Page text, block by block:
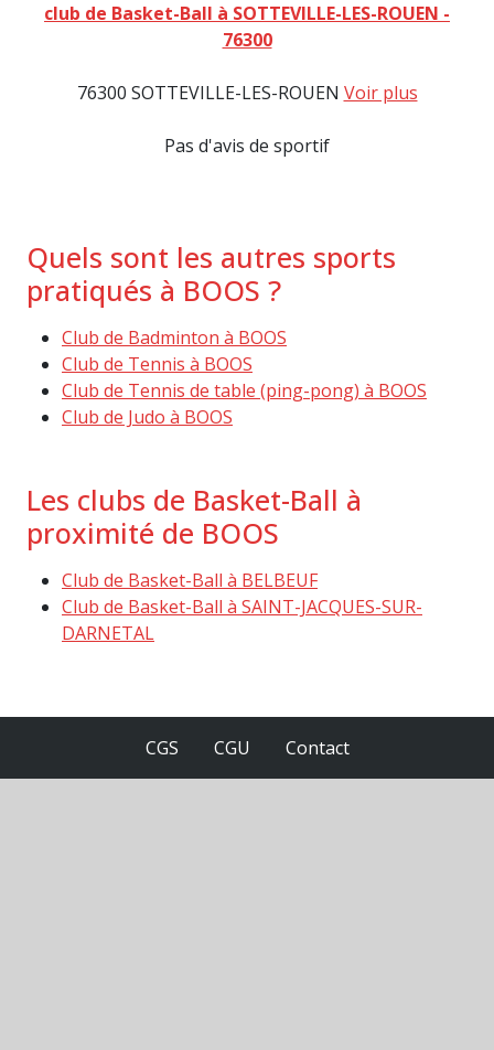
club de Basket-Ball à SOTTEVILLE-LES-ROUEN -
76300
76300 SOTTEVILLE-LES-ROUEN Voir plus
Pas d'avis de sportif
Quels sont les autres sports
pratiqués à BOOS ?
Club de Badminton à BOOS
Club de Tennis à BOOS
Club de Tennis de table (ping-pong) à BOOS
Club de Judo à BOOS
Les clubs de Basket-Ball à
proximité de BOOS
Club de Basket-Ball à BELBEUF
Club de Basket-Ball à SAINT-JACQUES-SUR-
DARNETAL
CGS CGU Contact